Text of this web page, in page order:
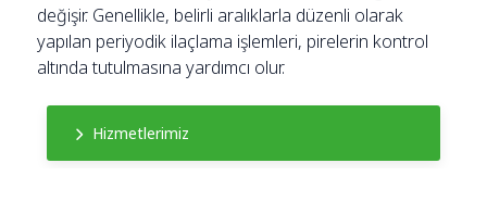
Hizmetlerimiz
değişir. Genellikle, belirli aralıklarla düzenli olarak
yapılan periyodik ilaçlama işlemleri, pirelerin kontrol
altında tutulmasına yardımcı olur.